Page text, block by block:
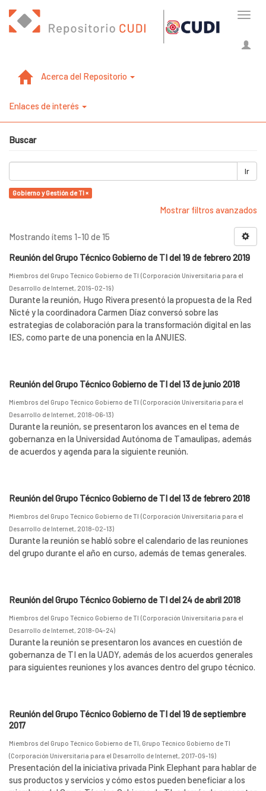
Acerca del Repositorio
Enlaces de interés
Buscar
Ir
Gobierno y Gestión de TI ×
Mostrar filtros avanzados
Mostrando ítems 1-10 de 15
Reunión del Grupo Técnico Gobierno de TI del 19 de febrero 2019
Miembros del Grupo Técnico Gobierno de TI (Corporación Universitaria para el
Desarrollo de Internet, 2019-02-19)
Durante la reunión, Hugo Rivera presentó la propuesta de la Red
Nicté y la coordinadora Carmen Díaz conversó sobre las
estrategias de colaboración para la transformación digital en las
IES, como parte de una ponencia en la ANUIES.
Reunión del Grupo Técnico Gobierno de TI del 13 de junio 2018
Miembros del Grupo Técnico Gobierno de TI (Corporación Universitaria para el
Desarrollo de Internet, 2018-06-13)
Durante la reunión, se presentaron los avances en el tema de
gobernanza en la Universidad Autónoma de Tamaulipas, además
de acuerdos y agenda para la siguiente reunión.
Reunión del Grupo Técnico Gobierno de TI del 13 de febrero 2018
Miembros del Grupo Técnico Gobierno de TI (Corporación Universitaria para el
Desarrollo de Internet, 2018-02-13)
Durante la reunión se habló sobre el calendario de las reuniones
del grupo durante el año en curso, además de temas generales.
Reunión del Grupo Técnico Gobierno de TI del 24 de abril 2018
Miembros del Grupo Técnico Gobierno de TI (Corporación Universitaria para el
Desarrollo de Internet, 2018-04-24)
Durante la reunión se presentaron los avances en cuestión de
gobernanza de TI en la UADY, además de los acuerdos generales
para siguientes reuniones y los avances dentro del grupo técnico.
Reunión del Grupo Técnico Gobierno de TI del 19 de septiembre
2017
Miembros del Grupo Técnico Gobierno de TI, Grupo Técnico Gobierno de TI
(Corporación Universitaria para el Desarrollo de Internet, 2017-09-19)
Presentación del la iniciativa privada Pink Elephant para hablar de
sus productos y servicios y cómo estos pueden beneficiar a los